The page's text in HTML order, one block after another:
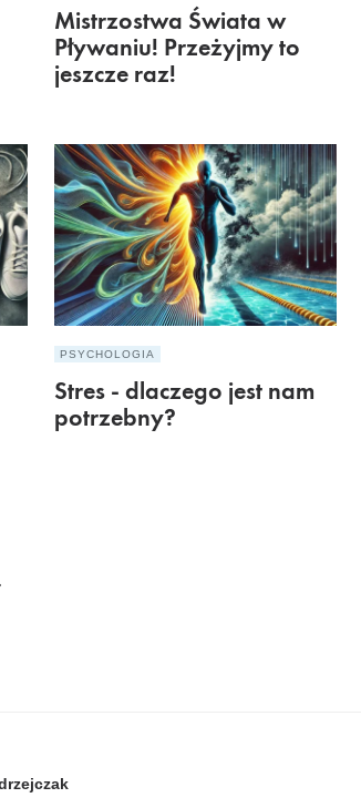
Mistrzostwa Świata w
Pływaniu! Przeżyjmy to
jeszcze raz!
PSYCHOLOGIA
Stres - dlaczego jest nam
potrzebny?